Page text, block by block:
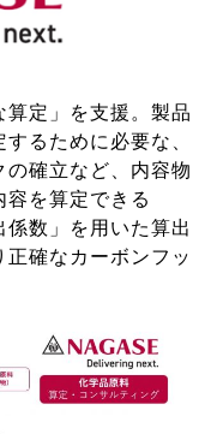
定」を支援。製品
るために必要な、
確立など、内容物
を算定できる
数」を用いた算出
確なカーボンフッ